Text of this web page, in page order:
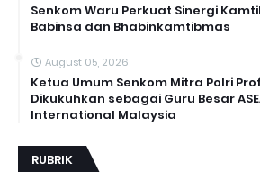
Senkom Waru Perkuat Sinergi
Babinsa dan Bhabinkamtibmas
August 05, 2026
Ketua Umum Senkom Mitra Polri
Dikukuhkan sebagai Guru Besar
International Malaysia
RUBRIK